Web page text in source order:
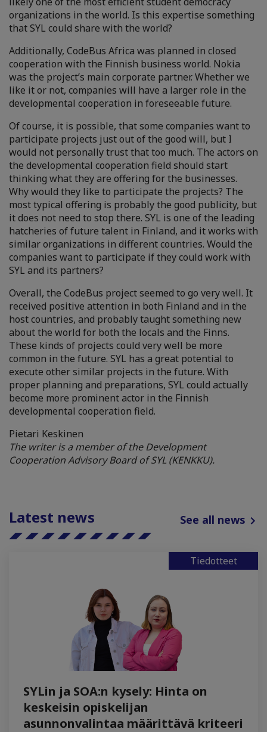
organizations in the world. Is this expertise something
that SYL could share with the world?
Additionally, CodeBus Africa was planned in closed
cooperation with the Finnish business world. Nokia
was the project’s main corporate partner. Whether we
like it or not, companies will have a larger role in the
developmental cooperation in foreseeable future.
Of course, it is possible, that some companies want to
participate projects just out of the good will, but I
would not personally trust that too much. The actors on
the developmental cooperation field should start
thinking what they are offering for the businesses.
Why would they like to participate the projects? The
most typical offering is probably the good publicity, but
it does not need to stop there. SYL is one of the leading
hatcheries of future talent in Finland, and it works with
similar organizations in different countries. Would the
companies want to participate if they could work with
SYL and its partners?
Overall, the CodeBus project seemed to go very well. It
received positive attention in both Finland and in the
host countries, and probably taught something new
about the world for both the locals and the Finns.
These kinds of projects could very well be more
common in the future. SYL has a great potential to
execute other similar projects in the future. With
proper planning and preparations, SYL could actually
become more prominent actor in the Finnish
developmental cooperation field.
Pietari Keskinen
The writer is a member of the Development
CooperationAdvisoryBoard of SYL (KENKKU).
Latest news See all news
Tiedotteet
SYLin ja SOA:n kysely: Hinta on
keskeisin opiskelijan
asunnonvalintaa määrittävä kriteeri